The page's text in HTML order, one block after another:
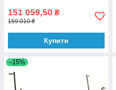
151 059,50 ₴
159 010 ₴
Купити
–15%